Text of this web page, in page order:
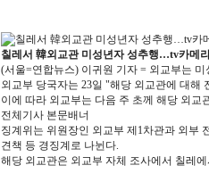
칠레서 韓외교관 미성년자 성추행…tv카메
(서울=연합뉴스) 이귀원 기자 = 외교부는
외교부 당국자는 23일 "해당 외교관에 대해
이에 따라 외교부는 다음 주 초께 해당 외
전체기사 본문배너
징계위는 위원장인 외교부 제1차관과 외부
견책 등 경징계로 나뉜다.
해당 외교관은 외교부 자체 조사에서 칠레